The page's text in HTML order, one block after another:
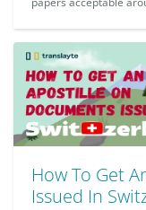
How To Get
Issued In